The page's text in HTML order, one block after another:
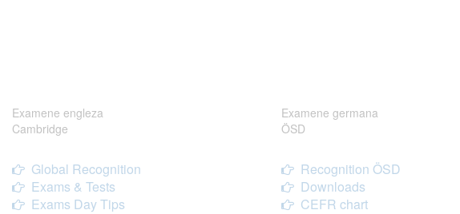
Examene engleza
Cambridge
Global Recognition
Exams & Tests
Exams Day Tips
Examene germana
ÖSD
Recognition ÖSD
Downloads
CEFR chart